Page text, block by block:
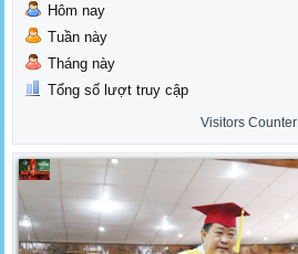
Hôm nay
Tuần này
Tháng này
Tổng số lượt truy cập
Visitors Counter